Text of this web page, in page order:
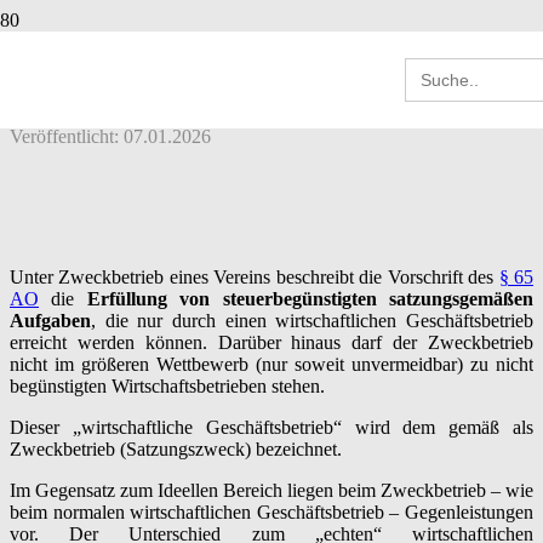
Search
for:
ZWECKBETRIEBE DES VEREINS (§§ 65
Veröffentlicht: 07.01.2026
Unter Zweckbetrieb eines Vereins beschreibt die Vorschrift des § 65
AO die Erfüllung von steuerbegünstigten satzungsgemäßen
Aufgaben, die nur durch einen wirtschaftlichen Geschäftsbetrieb
erreicht werden können. Darüber hinaus darf der Zweckbetrieb
nicht im größeren Wettbewerb (nur soweit unvermeidbar) zu nicht
begünstigten Wirtschaftsbetrieben stehen.
Dieser „wirtschaftliche Geschäftsbetrieb“ wird dem gemäß als
Zweckbetrieb (Satzungszweck) bezeichnet.
Im Gegensatz zum Ideellen Bereich liegen beim Zweckbetrieb – wie
beim normalen wirtschaftlichen Geschäftsbetrieb – Gegenleistungen
vor. Der Unterschied zum „echten“ wirtschaftlichen